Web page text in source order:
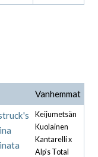
Vanhemmat
Keijumetsän
Kuolainen
Kantarelli x
Alp's Total